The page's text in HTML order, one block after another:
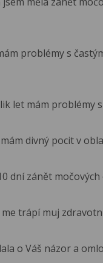
problémy s
let mám problémy
divný pocit v
dní zánět
trápí muj
o Váš názor a